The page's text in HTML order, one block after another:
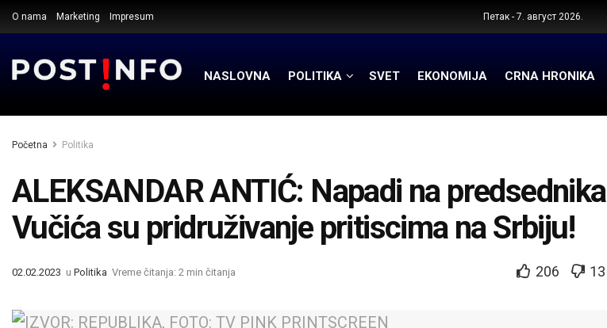
O nama Marketing Impresum Петак - 7. август 2026.
NASLOVNA POLITIKA SVET EKONOMIJA CRNA HRONIKA
Početna Politika
ALEKSANDAR ANTIĆ: Napadi na predsednika
Vučića su pridruživanje pritiscima na Srbiju!
02.02.2023 u Politika Vreme čitanja: 2 min čitanja 206 13